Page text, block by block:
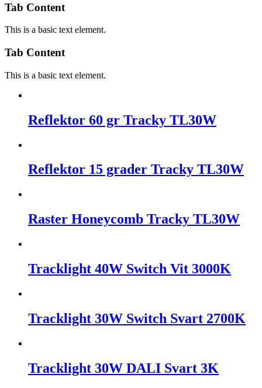
Tab Content
This is a basic text element.
Tab Content
This is a basic text element.
Reflektor 60 gr Tracky TL30W
Reflektor 15 grader Tracky TL30W
Raster Honeycomb Tracky TL30W
Tracklight 40W Switch Vit 3000K
Tracklight 30W Switch Svart 2700K
Tracklight 30W DALI Svart 3K